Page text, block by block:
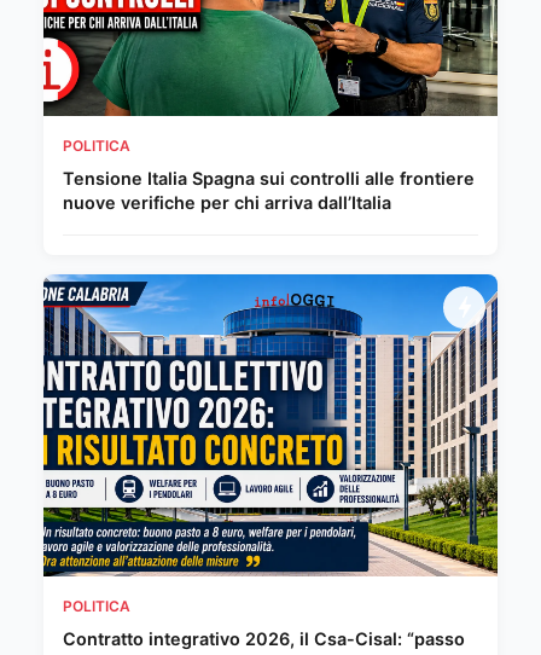
POLITICA
Tensione Italia Spagna sui controlli alle frontiere
nuove verifiche per chi arriva dall’Italia
POLITICA
Contratto integrativo 2026, il Csa-Cisal: “passo